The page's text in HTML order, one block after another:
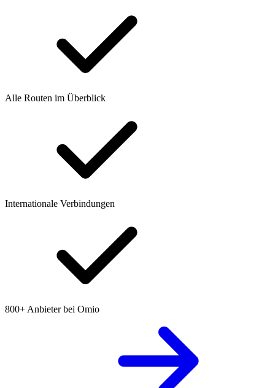
Alle Routen im Überblick
Internationale Verbindungen
800+ Anbieter bei Omio